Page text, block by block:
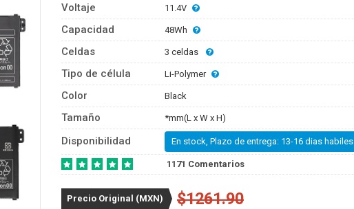
Voltaje 11.4V
Capacidad 48Wh
Celdas 3 celdas
Tipo de célula Li-Polymer
Color Black
Tamaño *mm(L x W x H)
Disponibilidad En stock, Plazo de entrega: 13-16 dias habiles
1171 Comentarios
Precio Original (MXN) $1261.90